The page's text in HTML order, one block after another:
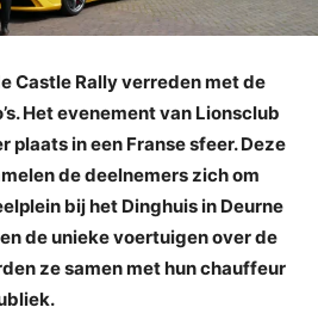
Castle Rally verreden met de
Het evenement van Lionsclub
plaats in een Franse sfeer. Deze
de deelnemers zich om
bij het Dinghuis in Deurne
de unieke voertuigen over de
ze samen met hun chauffeur